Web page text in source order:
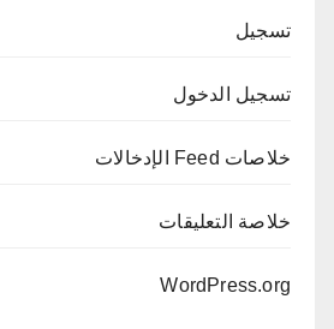
تسجيل
تسجيل الدخول
خلاصات Feed الإدخالات
خلاصة التعليقات
WordPress.org